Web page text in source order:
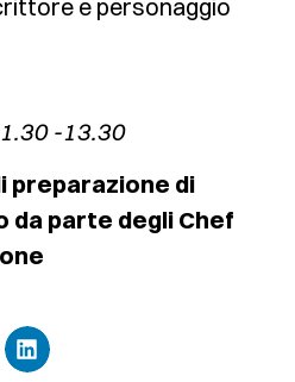
e personaggio
-13.30
preparazione di
parte degli Chef